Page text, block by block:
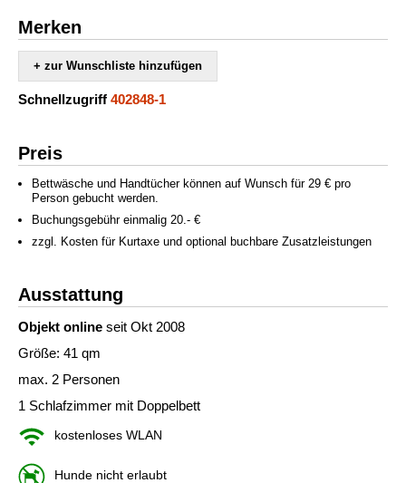
Merken
+ zur Wunschliste hinzufügen
Schnellzugriff 402848-1
Preis
Bettwäsche und Handtücher können auf Wunsch für 29 € pro
Person gebucht werden.
Buchungsgebühr einmalig 20.- €
zzgl. Kosten für Kurtaxe und optional buchbare Zusatzleistungen
Ausstattung
Objekt online seit Okt 2008
Größe: 41 qm
max. 2 Personen
1 Schlafzimmer mit Doppelbett
kostenloses WLAN
Hunde nicht erlaubt